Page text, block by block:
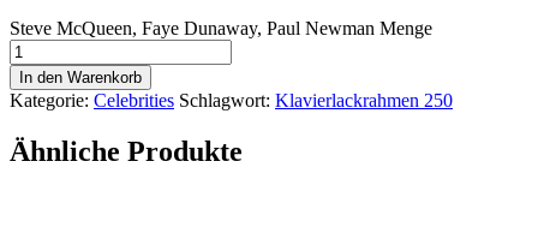
Steve McQueen, Faye Dunaway, Paul Newman Menge
In den Warenkorb
Kategorie: Celebrities Schlagwort: Klavierlackrahmen 250
Ähnliche Produkte